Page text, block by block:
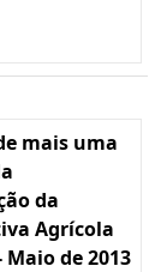
mais uma
da
Agrícola
Maio de 2013